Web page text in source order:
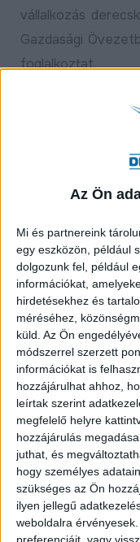
Az Ön
Mi és partnereink
egy eszközön, például
dolgozunk fel, például
információkat,
hirdetésekhez és
méréséhez,
küld. Az Ön
módszerrel szerzett
információkat is
hozzájárulhat ahhoz,
leírtak szerint
megfelelő helyre
hozzájárulás
juthat, és
hogy személyes
szükséges az Ön
ilyen jellegű
weboldalra
vállalkozás
Gazdasági
foglalkoztat.
– Egy rendkívül jól
amelyre büszkék
hanem működés
szeretik, és a
Hajdú-Kalmár
ügyvezetője.
A cég mellett
Park első
Ezek a